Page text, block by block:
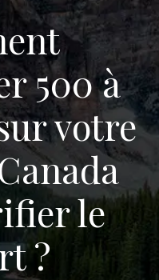
500 à
votre
le
?